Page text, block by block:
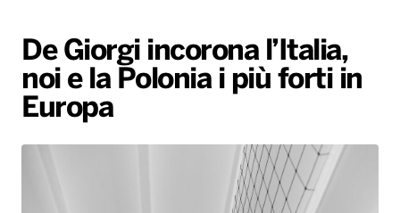
Hit Dance
Giochi&Concorsi
PALATOUR
Locali
Musica e Spettacolo
Sport
Radio Norba Consiglia
Playlist
Generale
Notiziario
Interviste
Speciale Astrabilia 2026
Gallery
Radio Norba News TV
Voce al Bari
De Giorgi incorona l’Italia,
noi e la Polonia i più forti in
Europa